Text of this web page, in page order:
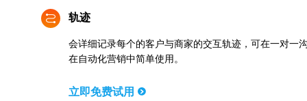
轨迹
会详细记录每个的客户与商家的交互轨迹，可在一对一
在自动化营销中简单使用。
立即免费试用